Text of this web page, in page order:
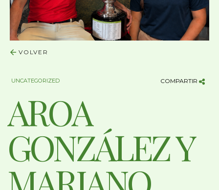
VOLVER
UNCATEGORIZED COMPARTIR
AROA
GONZÁLEZ Y